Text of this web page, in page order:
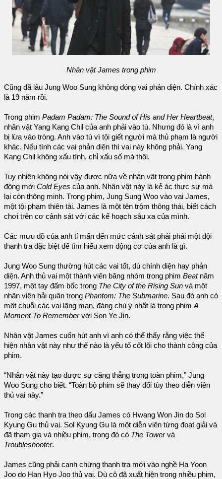
Nhân vật James trong phim
Cũng đã lâu Jung Woo Sung không đóng vai phản diện. Chính xác
là 19 năm rồi.
Trong phim Padam Padam: The Sound of His and Her Heartbeat,
nhân vật Yang Kang Chil của anh phải vào tù. Nhưng đó là vì anh
bị lừa vào tròng. Anh vào tù vì tội giết người mà thủ phạm là người
khác. Nếu tính các vai phản diện thì vai này không phải. Yang
Kang Chil không xấu tính, chỉ xấu số mà thôi.
Tuy nhiên không nói vậy được nữa về nhân vật trong phim hành
động mới Cold Eyes của anh. Nhân vật này là kẻ ác thực sự mà
lại còn thông minh. Trong phim, Jung Sung Woo vào vai James,
một tội phạm thiên tài. James là một tên trộm thông thái, biết cách
chơi trên cơ cảnh sát với các kế hoạch sâu xa của mình.
Các mưu đồ của anh tỉ mẩn đến mức cảnh sát phải phái một đội
thanh tra đặc biệt để tìm hiểu xem động cơ của anh là gì.
Jung Woo Sung thường hút các vai tốt, dù chính diện hay phản
diện. Anh thủ vai một thành viên băng nhóm trong phim Beat năm
1997, một tay đấm bốc trong The City of the Rising Sun và một
nhân viên hải quân trong Phantom: The Submarine. Sau đó anh có
một chuỗi các vai lãng mạn, đáng chú ý nhất là trong phim A
Moment To Remembervới Son Ye Jin.
Nhân vật James cuốn hút anh vì anh có thể thấy rằng việc thể
hiện nhân vật này như thế nào là yếu tố cốt lõi cho thành công của
phim.
“Nhân vật này tạo được sự căng thẳng trong toàn phim,” Jung
Woo Sung cho biết. “Toàn bộ phim sẽ thay đổi tùy theo diễn viên
thủ vai này.”
Trong các thanh tra theo dấu James có Hwang Won Jin do Sol
Kyung Gu thủ vai. Sol Kyung Gu là một diễn viên từng đoạt giải và
đã tham gia và nhiều phim, trong đó có The Towervà
Troubleshooter.
James cũng phải canh chừng thanh tra mới vào nghề Ha Yoon
Joo do Han Hyo Joo thủ vai. Dù cô đã xuất hiện trong nhiều phim,